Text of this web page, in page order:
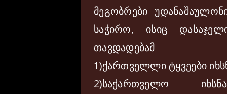
მეგობრები
საჭირო, ისიც
თავდადებამ
1)ქართველლი ტყვეები
2)საქართველო